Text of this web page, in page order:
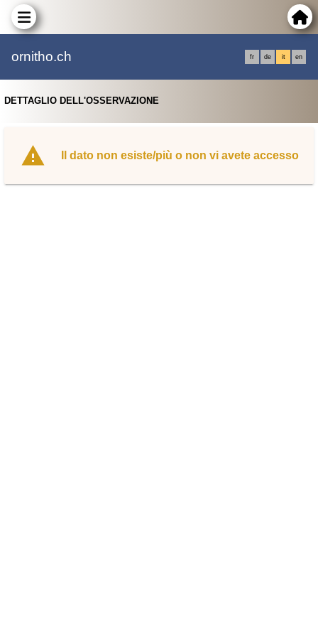
ornitho.ch fr de it en
DETTAGLIO DELL'OSSERVAZIONE
Il dato non esiste/più o non vi avete accesso